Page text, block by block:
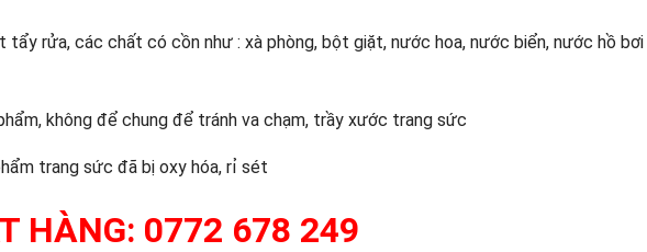
tẩy rửa, các chất có cồn như : xà phòng, bột giặt, nước hoa, nước biển, nước hồ
không để chung để tránh va chạm, trầy xước trang sức
trang sức đã bị oxy hóa, rỉ sét
HÀNG: 0772 678 249